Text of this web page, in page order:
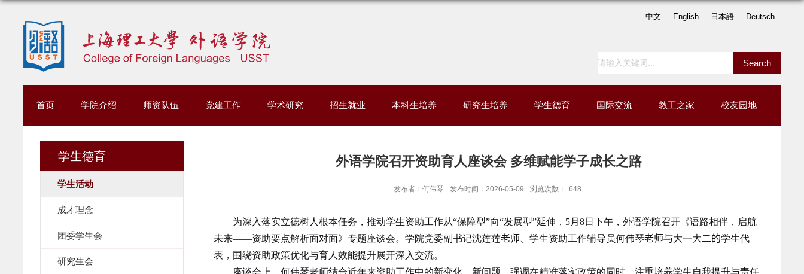
中文 English 日本語 Deutsch
首页 学院介绍 师资队伍 党建工作 学术研究 招生就业 本科生培养 研究生培养 学生德育 国际交流 教工之家 校友园地
学生德育
学生活动
成才理念
团委学生会
研究生会
外语学院召开资助育人座谈会 多维赋能学子成长之路
发布者：何伟琴 发布时间：2026-05-09 浏览次数： 648
为深入落实立德树人根本任务，推动学生资助工作从“保障型”向“发展型”延伸， 5月8日下午，外语学院召开《语路相伴，启航
未来——资助要点解析面对面》专题座谈会。学院党委副书记沈莲莲老师 、学生资助工作辅导员何伟琴老师与大一大二的学生代
表，围绕资助政策优化与育人效能提升展开深入交流。
座谈会上，何伟琴老师结合近年来资助工作中的新变化、新问题，强调在精准落实政策的同时，注重培养学生自我提升与责任